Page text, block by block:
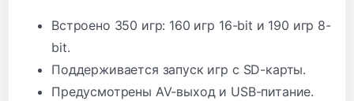
Встроено 350 игр: 160 игр 16-bit и 190 игр 8-
bit.
Поддерживается запуск игр с SD-карты.
Предусмотрены AV-выход и USB-питание.